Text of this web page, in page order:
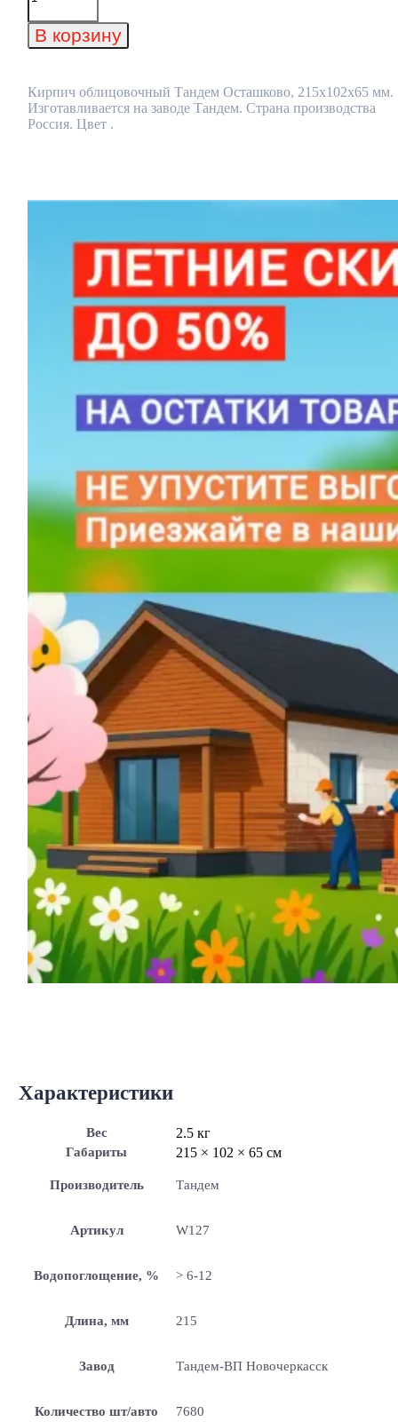
облицовочный
Тандем
мм
В корзину
Кирпич облицовочный Тандем Осташково, 215x102x65 мм.
Изготавливается на заводе Тандем. Страна производства
Россия. Цвет .
Характеристики
Вес 2.5 кг
Габариты 215 × 102 × 65 см
Производитель Тандем
Артикул W127
Водопоглощение, % > 6-12
Длина, мм 215
Завод Тандем-ВП Новочеркасск
Количество шт/авто 7680